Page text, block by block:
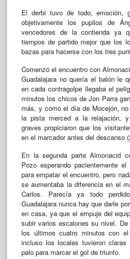
El derbi tuvo de todo, emoción,
objetivamente los pupilos de
vencedores de la contienda ya
tiempos de partido mejor que los
bazas para hacerse con los tres
Comenzó el encuentro con
Guadalajara no quería el balón le
en cada contragolpe llegaba el
minutos los chicos de Jon Parra
más, y como el día de Mocejón,
la pista merced a la relajación,
graves propiciaron que los
en el marcador antes del descanso
En la segunda parte Almonacid
Pozo esperando pacientemente
para empatar el encuentro, pero
se aumentaba la diferencia en el
Carlos. Parecía ya todo
Guadalajara nunca hay que darle
en casa, ya que el empuje del
subir varios escalones su nivel.
los últimos cuatro minutos con
incluso los locales tuvieron
palo para marcar el gol de triunfo.